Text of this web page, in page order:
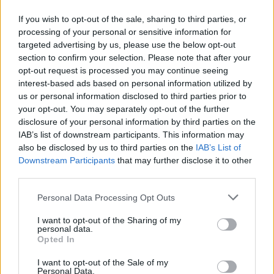
If you wish to opt-out of the sale, sharing to third parties, or
processing of your personal or sensitive information for
targeted advertising by us, please use the below opt-out
section to confirm your selection. Please note that after your
opt-out request is processed you may continue seeing
interest-based ads based on personal information utilized by
us or personal information disclosed to third parties prior to
your opt-out. You may separately opt-out of the further
disclosure of your personal information by third parties on the
IAB’s list of downstream participants. This information may
also be disclosed by us to third parties on the IAB’s List of
Downstream Participants that may further disclose it to other
Personal Data Processing Opt Outs
I want to opt-out of the Sharing of my
personal data.
Opted In
I want to opt-out of the Sale of my
Personal Data.
Investeer je volledig in zo’n speler? Maak je hem het gezicht
van je project? Of houd je altijd een alternatief achter de
hand? Het zijn vragen die niet op het veld zichtbaar zijn, maar
wel meespelen in beleidskamers.
Bij PSV lijkt het antwoord voorlopig pragmatisch: ja, we
investeren. Want de kans dat Bayern daadwerkelijk toeslaat, is
geen zekerheid. Veel hangt af van concurrentie in München,
blessures, de sportieve koers daar.
De realiteit van de Nederlandse
markt
buyback-constructiepast bij de positie van PSV in Europa.